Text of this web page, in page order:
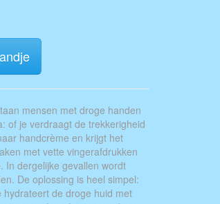
​​mensen met droge handen
of je verdraagt ​​de trekkerigheid
handcrème en krijgt het
met vette vingerafdrukken
In dergelijke gevallen wordt
De oplossing is heel simpel:
hydrateert de droge huid met